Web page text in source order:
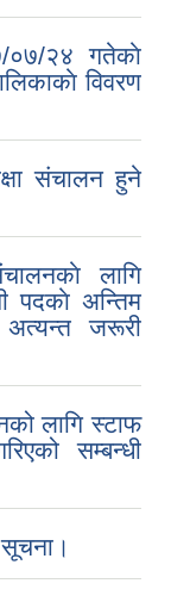
०७/२४ गतेकाे
विवरण
संचालन हुने
लागि
पदकाे अन्तिम
अत्यन्त जरूरी
लागि स्टाफ
सम्बन्धी
सूचना।